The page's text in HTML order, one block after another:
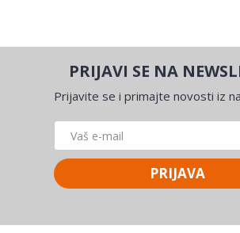
PRIJAVI SE NA
Prijavite se i primajte novosti iz
PRIJAVA